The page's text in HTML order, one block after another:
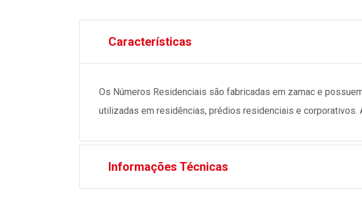
Características
Os Números Residenciais são fabricadas em zamac e
utilizadas em residências, prédios residenciais e corporativos.
Informações Técnicas